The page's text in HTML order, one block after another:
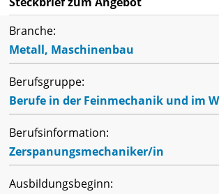
Branche:
Metall, Maschinenbau
Berufsgruppe:
Berufe in der Feinmechanik und im
Berufsinformation:
Zerspanungsmechaniker/in
Ausbildungsbeginn: